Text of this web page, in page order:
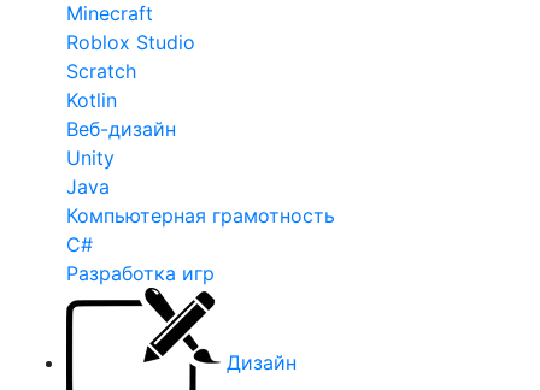
Minecraft
Roblox Studio
Scratch
Kotlin
Веб-дизайн
Unity
Java
Компьютерная грамотность
C#
Разработка игр
Дизайн